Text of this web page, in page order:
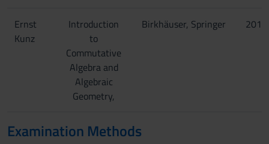
Ernst
Kunz
Introduction
to
Commutative
Algebra and
Algebraic
Geometry,
Birkhäuser, Springer 2013
Examination Methods